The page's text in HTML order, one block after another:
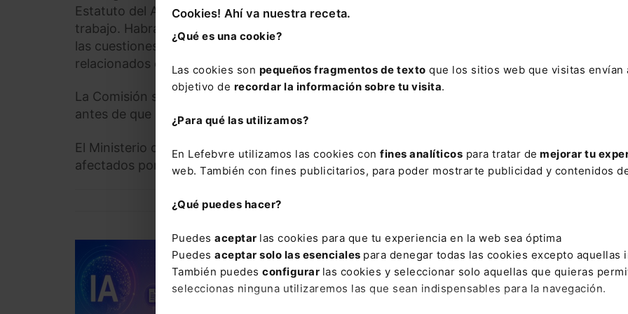
Cookies! Ahí va nuestra receta.
¿Qué es una cookie?
Las cookies son pequeños fragmentos de texto que los sitios web que visitas envían
objetivo de recordar la información sobre tu visita.
¿Para qué las utilizamos?
En Lefebvre utilizamos las cookies con fines analíticos para tratar de mejorar tu
web. También con fines publicitarios, para poder mostrarte publicidad y contenidos
¿Qué puedes hacer?
Puedes aceptar las cookies para que tu experiencia en la web sea óptima
Puedes aceptar solo las esenciales para denegar todas las cookies excepto aquellas
También puedes configurar las cookies y seleccionar solo aquellas que quieras
seleccionas ninguna utilizaremos las que sean indispensables para la navegación.
Estatuto del Artista, la Comisión Interministerial ha aprobado la creación de cuatro grupos de
trabajo. Habrá uno dedicado a los asuntos relacionados con la parte Fiscal; otro grupo
las cuestiones del ámbito Laboral; un tercero, lo Social y un cuarto tratará los asuntos
relacionados con la Educación.
La Comisión se volverá a reunir en el mes de octubre y está previsto que haya una tercera
antes de que acabe el año.
El Ministerio de Cultura y Deporte, a quien corresponde la interlocución con los grupos de
afectados por esta normativa, coordinará los trabajos con el resto de ministerios.
DERECHO ADMINISTRATIVO DERECHO IA
Curso La IA generativa en la administración pública. Herramientas,
límites (4 sesiones webinar)